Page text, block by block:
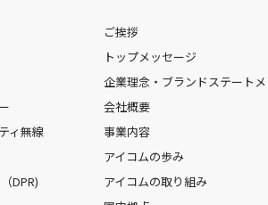
ィ無線
DPR)
ご挨拶
トップメッセージ
企業理念・ブランドステートメ
会社概要
事業内容
アイコムの歩み
アイコムの取り組み